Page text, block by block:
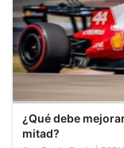
¿Qué debe
mitad?